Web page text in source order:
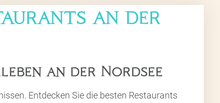
an der
an der Nordsee
Entdecken Sie die besten Restaurants